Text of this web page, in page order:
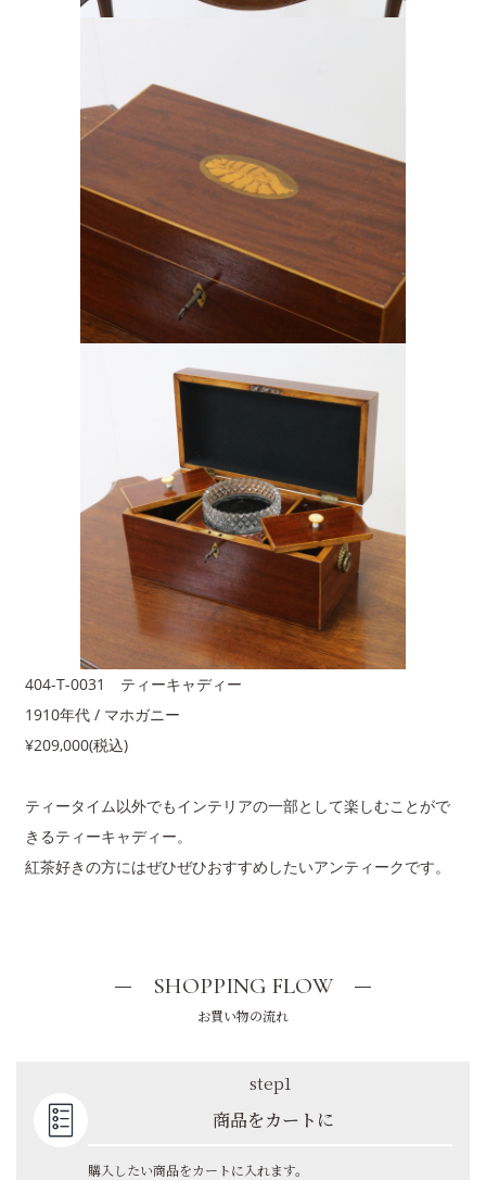
404-T-0031 ティーキャディー
1910年代 / マホガニー
¥209,000(税込)
ティータイム以外でもインテリアの一部として楽しむことがで
きるティーキャディー。
紅茶好きの方にはぜひぜひおすすめしたいアンティークです。
SHOPPING FLOW
お買い物の流れ
step1
商品をカートに
購入したい商品をカートに入れます。